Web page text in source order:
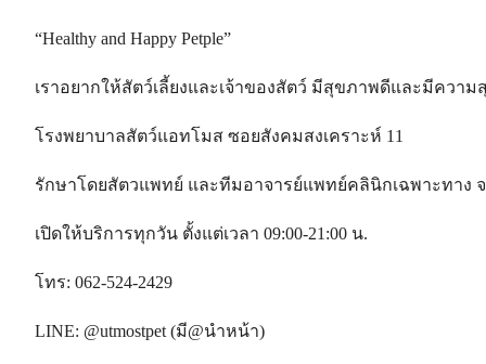
“Healthy and Happy Petple”
เราอยากให้สัตว์เลี้ยงและเจ้าของสัตว์ มีสุขภาพดีและมีความ
โรงพยาบาลสัตว์แอทโมส ซอยสังคมสงเคราะห์ 11
รักษาโดยสัตวแพทย์ และทีมอาจารย์แพทย์คลินิกเฉพาะทาง
เปิดให้บริการทุกวัน ตั้งแต่เวลา 09:00-21:00 น.
โทร: 062-524-2429
LINE: @utmostpet (มี@นำหน้า)